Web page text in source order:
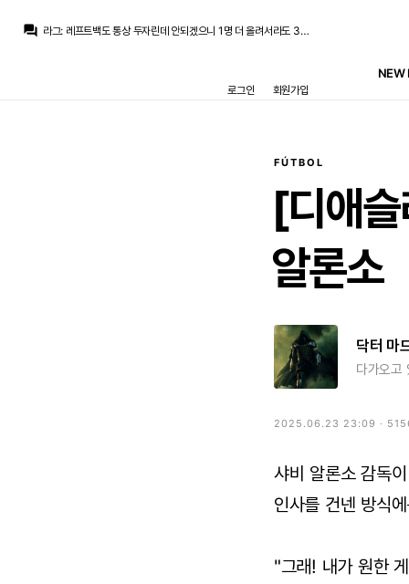
question_answer 라그: 레프트백도 통상 두자린데 안되겠으니 1명 더 올려서라도 3명 데꼬 가는건데 더 유연하게 운영할 수 있는 미드필더는 자리가 없어서 못 데려온다는 건 핑계라고여
카마빙가 안내보냈어도 그럼 에스피 영입하지말고 로드리부터 영입했어야죠
그래서 레프트백 3명은 필요해서 넉넉히 3명 데려가는건가요
NEW
로그인 회원가입
FÚTBOL
[디애
알론소
닥터 마
다가오고
2025.06.23 23:09 ·
샤비 알론소 감독
인사를 건넨 방식
"그래! 내가 원한